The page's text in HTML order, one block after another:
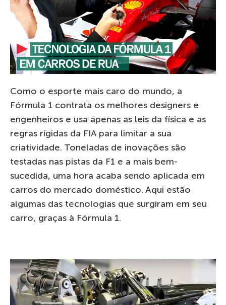
Como o esporte mais caro do mundo, a
Fórmula 1 contrata os melhores designers e
engenheiros e usa apenas as leis da física e as
regras rígidas da FIA para limitar a sua
criatividade. Toneladas de inovações são
testadas nas pistas da F1 e a mais bem-
sucedida, uma hora acaba sendo aplicada em
carros do mercado doméstico. Aqui estão
algumas das tecnologias que surgiram em seu
carro, graças à Fórmula 1.